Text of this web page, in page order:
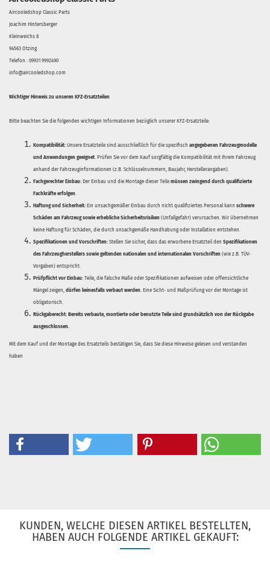
Aircooledshop Classic Parts
Joachim Hintersberger
Kleinweichs 8
94563 Otzing
Telefon : 09931 9992490
info@aircooledshop.com
Wichtiger Hinweis zu unseren KFZ-Ersatzteilen
Bitte beachten Sie die folgenden wichtigen Informationen bezüglich unserer KFZ-Ersatzteile:
Kompatibilität: Unsere Ersatzteile sind ausschließlich für die spezifisch angegebenen Fahrzeugmodelle
und Anwendungen geeignet. Prüfen Sie vor dem Kauf sorgfältig die Kompatibilität mit Ihrem Fahrzeug
anhand der Fahrzeuginformationen (z.B. Schlüsselnummern, Baujahr, Herstellerangaben).
Fachgerechter Einbau: Der Einbau und die Montage dieser Teile müssen zwingend durch qualifizierte
Fachkräfte erfolgen.
Haftung und Sicherheit: Ein unsachgemäßer Einbau durch nicht qualifiziertes Personal kann schwere
Schäden am Fahrzeug sowie erhebliche Sicherheitsrisiken (Unfallgefahr) verursachen. Wir übernehmen
keine Haftung für Schäden, die durch unsachgemäße Handhabung oder Installation entstehen.
Spezifikationen und Vorschriften: Stellen Sie sicher, dass das erworbene Ersatzteil den Spezifikationen
des Fahrzeugherstellers sowie geltenden nationalen und internationalen Vorschriften (wie z.B. TÜV-
Vorgaben) entspricht.
Prüfpflicht vor Einbau: Teile, die falsche Maße oder Spezifikationen aufweisen oder offensichtliche
Mängel zeigen, dürfen keinesfalls verbaut werden. Eine Sicht- und Maßprüfung vor der Montage ist
obligatorisch.
Rückgaberecht: Bereits verbaute, montierte oder benutzte Teile sind grundsätzlich von der Rückgabe
ausgeschlossen.
Mit dem Kauf und der Montage des Ersatzteils bestätigen Sie, dass Sie diese Hinweise gelesen und verstanden
haben
KUNDEN, WELCHE DIESEN ARTIKEL BESTELLTEN,
HABEN AUCH FOLGENDE ARTIKEL GEKAUFT: